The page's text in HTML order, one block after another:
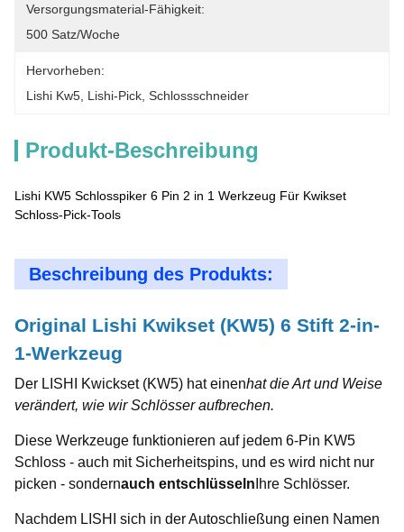
Versorgungsmaterial-Fähigkeit:
500 Satz/Woche
Hervorheben:
Lishi Kw5 Lishi-Pick Schlossschneider
Produkt-Beschreibung
Lishi KW5 Schlosspiker 6 Pin 2 in 1 Werkzeug Für Kwikset
Schloss-Pick-Tools
Beschreibung des Produkts:
Original Lishi Kwikset (KW5) 6 Stift 2-in-
1-Werkzeug
Der LISHI Kwickset (KW5) hat einenhat die Art und Weise
verändert, wie wir Schlösser aufbrechen.
Diese Werkzeuge funktionieren auf jedem 6-Pin KW5
Schloss - auch mit Sicherheitspins, und es wird nicht nur
picken - sondernauch entschlüsseln Ihre Schlösser.
Nachdem LISHI sich in der Autoschließung einen Namen